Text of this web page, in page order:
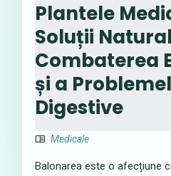
Plantele
Soluții
Combaterea
și a
Digestive
Medicale
Balonarea este o afecțiune